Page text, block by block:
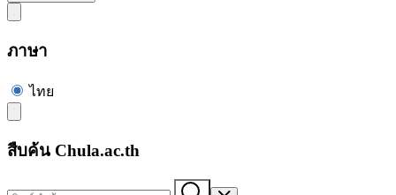
ภาษา
ไทย
สืบค้น Chula.ac.th